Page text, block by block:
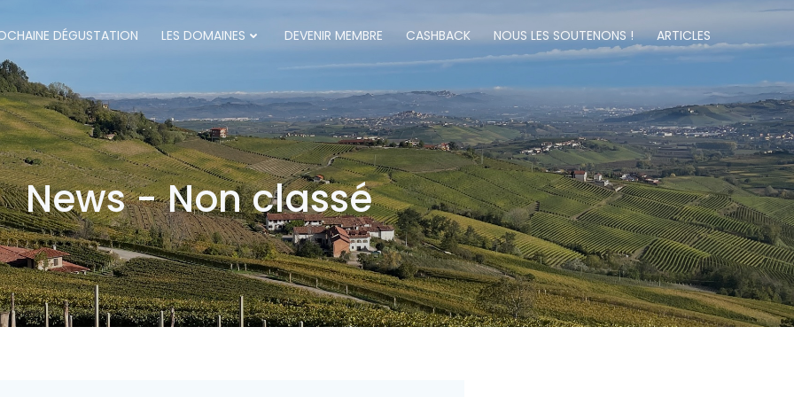
DÉGUSTATION LES DOMAINES DEVENIR MEMBRE CASHBACK NOUS LES SOUTENONS ! ARTICLES
News - Non classé